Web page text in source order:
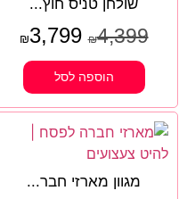
שולחן טניס חוץ...
₪4,399
₪3,799
הוספה לסל
מגוון מארזי חבר...